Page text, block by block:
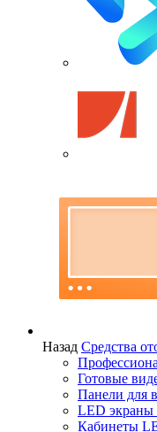
Назад Средства
Готовые
Панели для
LED
Кабинеты